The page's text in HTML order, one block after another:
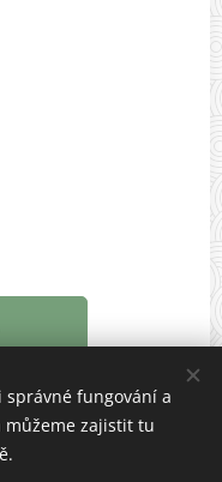
správné fungování a
můžeme zajistit tu